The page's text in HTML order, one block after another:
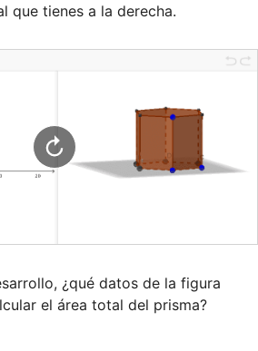
que tienes a la derecha.
¿qué datos de la figura
el área total del prisma?